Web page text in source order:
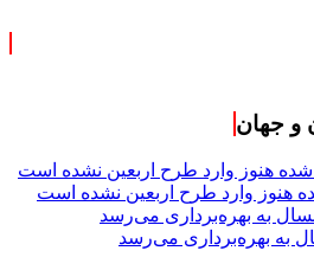
و جهان
به بهره‌برداری می‌رسد